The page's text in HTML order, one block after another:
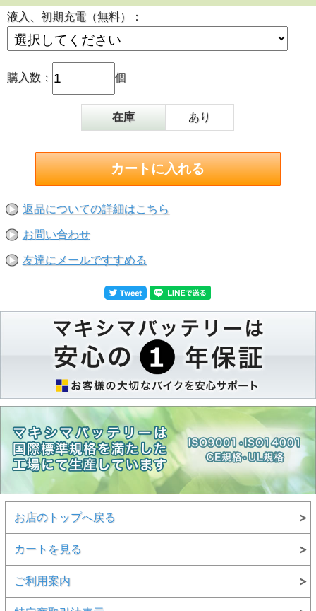
液入、初期充電（無料）：
購入数： 個
在庫 あり
返品についての詳細はこちら
お問い合わせ
友達にメールですすめる
お店のトップへ戻る
カートを見る
ご利用案内